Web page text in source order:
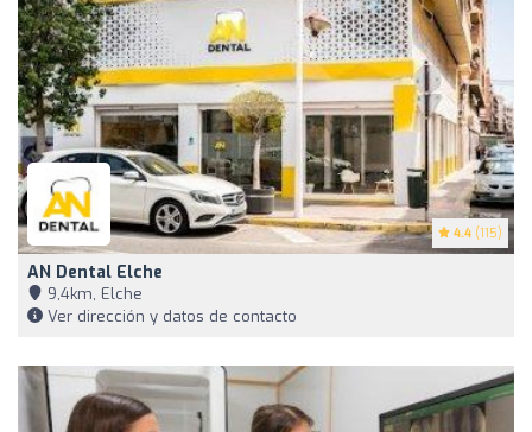
4.4 (115)
AN Dental Elche
9,4km, Elche
Ver dirección y datos de contacto